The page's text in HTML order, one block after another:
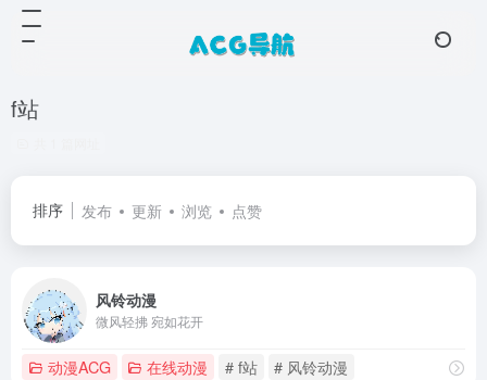
f站
排序 发布 更新 浏览 点赞
风铃动漫
微风轻拂 宛如花开
动漫ACG 在线动漫 # f站 # 风铃动漫